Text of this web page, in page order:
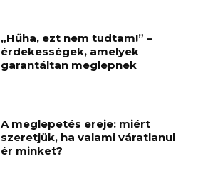
„Hűha, ezt nem tudtam!” –
érdekességek, amelyek
garantáltan meglepnek
A meglepetés ereje: miért
szeretjük, ha valami váratlanul
ér minket?